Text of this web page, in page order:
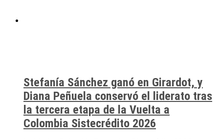
Stefanía Sánchez ganó en Girardot, y
Diana Peñuela conservó el liderato tras
la tercera etapa de la Vuelta a
Colombia Sistecrédito 2026